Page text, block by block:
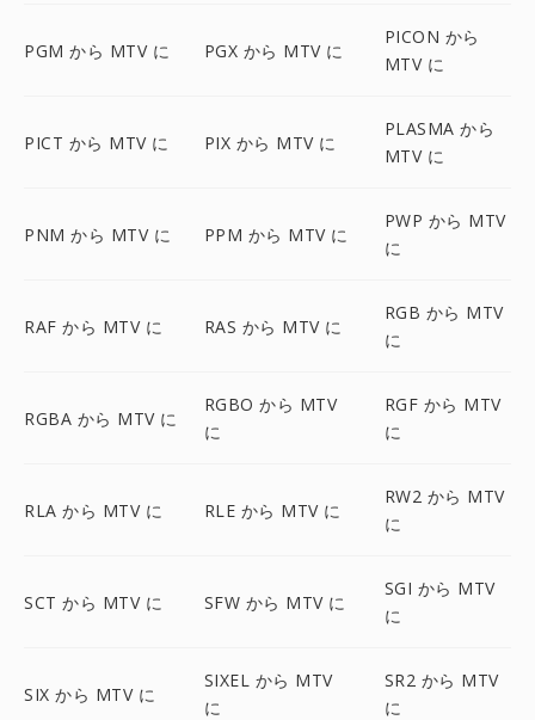
PGM から MTV に PGX から MTV に
PICON から
MTV に
PICT から MTV に PIX から MTV に
PLASMA から
MTV に
PNM から MTV に PPM から MTV に
PWP から MTV
に
RAF から MTV に RAS から MTV に
RGB から MTV
に
RGBA から MTV に
RGBO から MTV
に
RGF から MTV
に
RLA から MTV に RLE から MTV に
RW2 から MTV
に
SCT から MTV に SFW から MTV に
SGI から MTV
に
SIX から MTV に
SIXEL から MTV
に
SR2 から MTV
に